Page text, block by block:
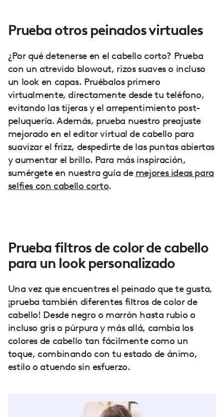
Prueba otros peinados virtuales
¿Por qué detenerse en el cabello corto? Prueba
con un atrevido blowout, rizos suaves o incluso
un look en capas. Pruébalos primero
virtualmente, directamente desde tu teléfono,
evitando las tijeras y el arrepentimiento post-
peluquería. Además, prueba nuestro preajuste
mejorado en el editor virtual de cabello para
suavizar el frizz, despedirte de las puntas abiertas
y aumentar el brillo. Para más inspiración,
sumérgete en nuestra guía de mejores ideas para
selfies con cabello corto.
Prueba filtros de color de cabello
para un look personalizado
Una vez que encuentres el peinado que te gusta,
¡prueba también diferentes filtros de color de
cabello! Desde negro o marrón hasta rubio o
incluso gris o púrpura y más allá, cambia los
colores de cabello tan fácilmente como un
toque, combinando con tu estado de ánimo,
estilo o atuendo sin esfuerzo.